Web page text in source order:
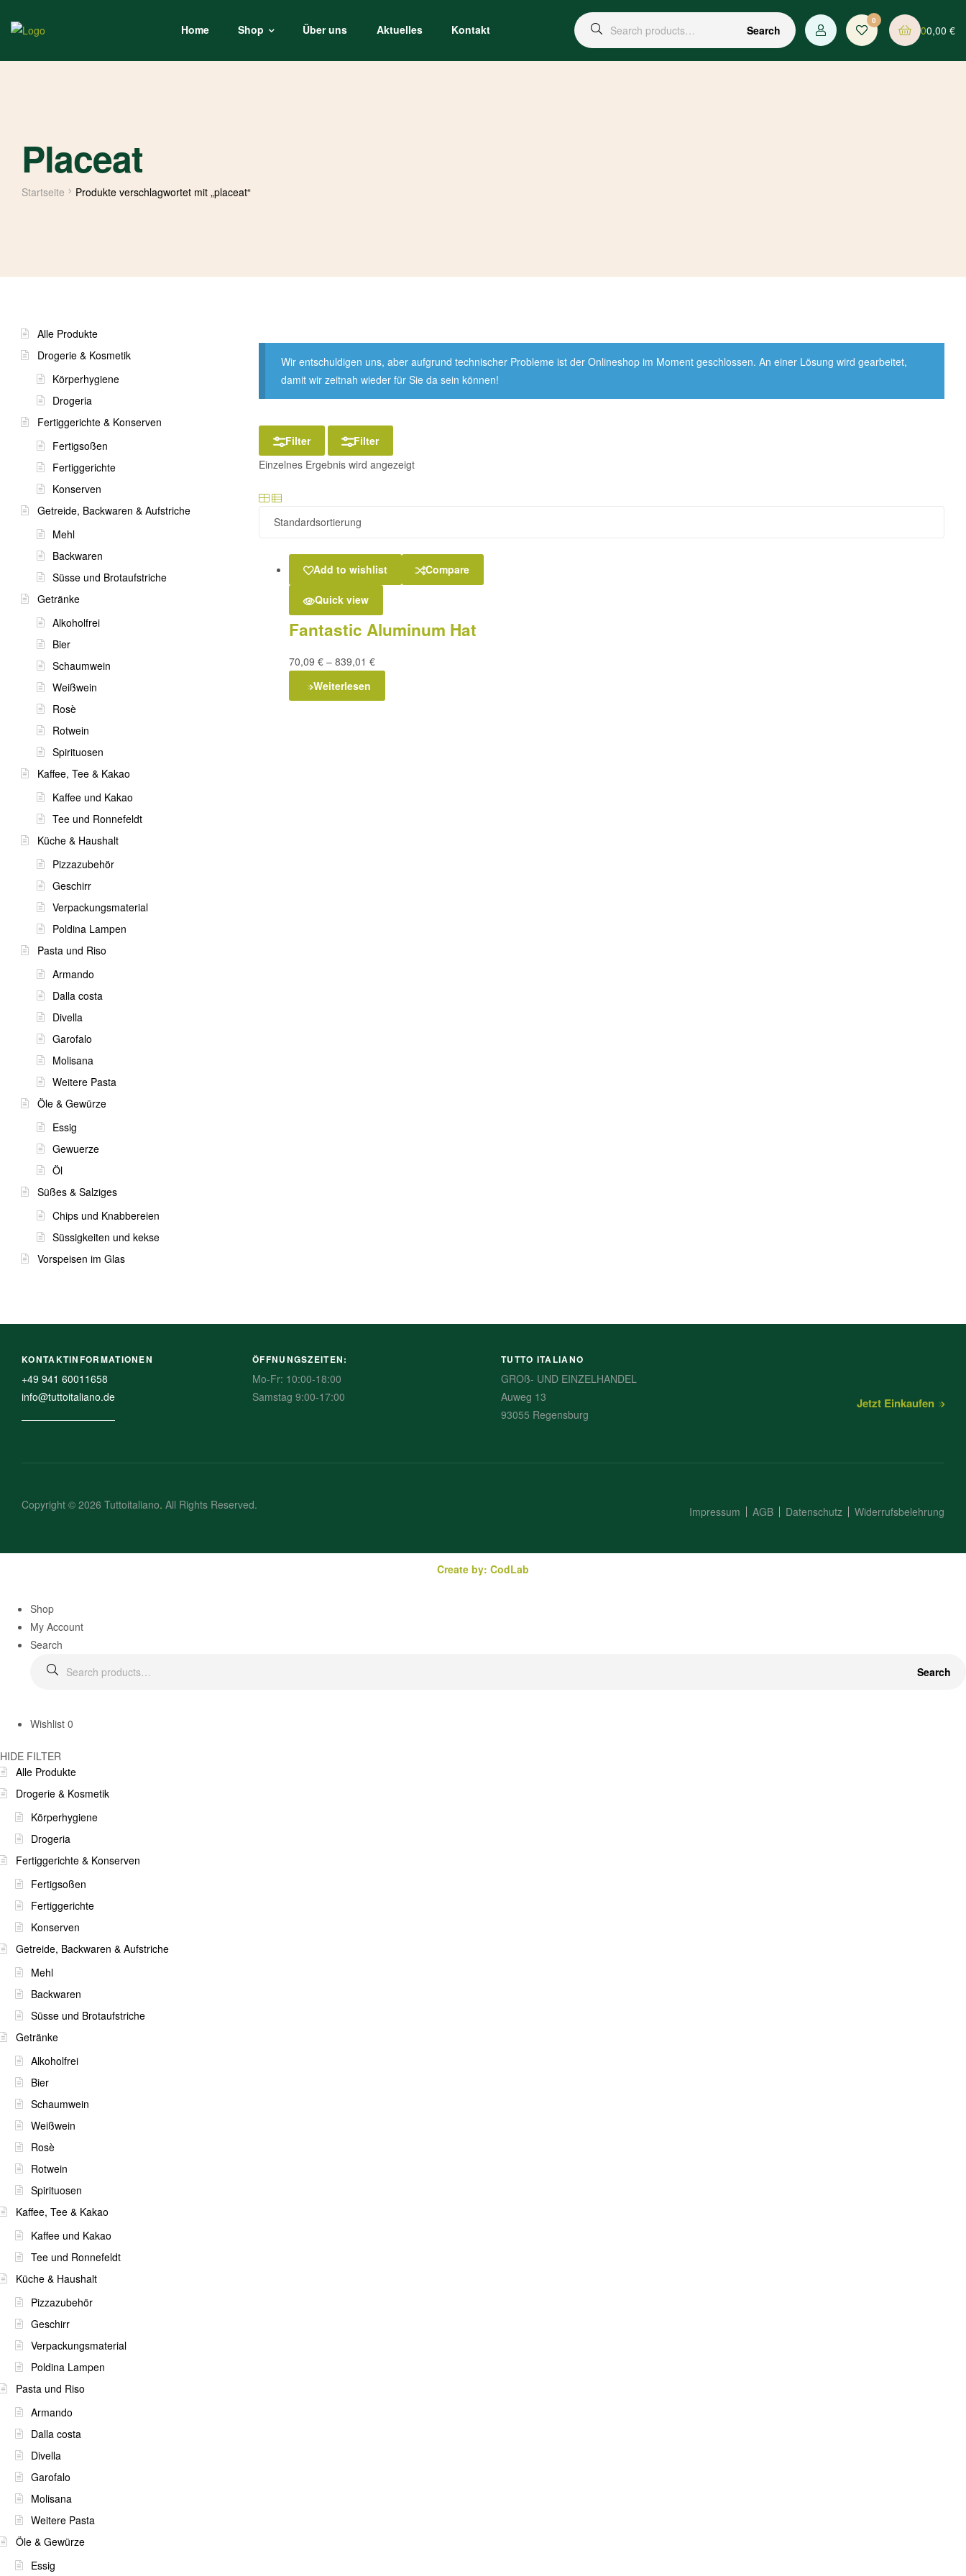
Home Shop Über uns Aktuelles Kontakt Search
0
00,00 €
Placeat
Startseite Produkte verschlagwortet mit „placeat“
Wir entschuldigen uns, aber aufgrund technischer Probleme ist der Onlineshop im Moment geschlossen. An einer Lösung wird gearbeitet,
damit wir zeitnah wieder für Sie da sein können!
Filter
Filter
Einzelnes Ergebnis wird angezeigt
Add to wishlist Compare
Quick view
Fantastic Aluminum Hat
70,09 € – 839,01 €
Weiterlesen
Alle Produkte
Drogerie & Kosmetik
Körperhygiene
Drogeria
Fertiggerichte & Konserven
Fertigsoßen
Fertiggerichte
Konserven
Getreide, Backwaren & Aufstriche
Mehl
Backwaren
Süsse und Brotaufstriche
Getränke
Alkoholfrei
Bier
Schaumwein
Weißwein
Rosè
Rotwein
Spirituosen
Kaffee, Tee & Kakao
Kaffee und Kakao
Tee und Ronnefeldt
Küche & Haushalt
Pizzazubehör
Geschirr
Verpackungsmaterial
Poldina Lampen
Pasta und Riso
Armando
Dalla costa
Divella
Garofalo
Molisana
Weitere Pasta
Öle & Gewürze
Essig
Gewuerze
Öl
Süßes & Salziges
Chips und Knabbereien
Süssigkeiten und kekse
Vorspeisen im Glas
KONTAKTINFORMATIONEN
+49 941 60011658
info@tuttoitaliano.de
ÖFFNUNGSZEITEN:
Mo-Fr: 10:00-18:00
Samstag 9:00-17:00
TUTTO ITALIANO
GROß- UND EINZELHANDEL
Auweg 13
93055 Regensburg
Jetzt Einkaufen
Copyright © 2026 Tuttoitaliano. All Rights Reserved. Impressum AGB Datenschutz Widerrufsbelehrung
Create by: CodLab
Shop
My Account
Search
Search
Wishlist 0
HIDE FILTER
Alle Produkte
Drogerie & Kosmetik
Körperhygiene
Drogeria
Fertiggerichte & Konserven
Fertigsoßen
Fertiggerichte
Konserven
Getreide, Backwaren & Aufstriche
Mehl
Backwaren
Süsse und Brotaufstriche
Getränke
Alkoholfrei
Bier
Schaumwein
Weißwein
Rosè
Rotwein
Spirituosen
Kaffee, Tee & Kakao
Kaffee und Kakao
Tee und Ronnefeldt
Küche & Haushalt
Pizzazubehör
Geschirr
Verpackungsmaterial
Poldina Lampen
Pasta und Riso
Armando
Dalla costa
Divella
Garofalo
Molisana
Weitere Pasta
Öle & Gewürze
Essig